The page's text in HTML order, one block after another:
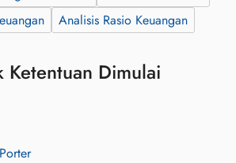
Analisis Rasio Keuangan
Ketentuan Dimulai